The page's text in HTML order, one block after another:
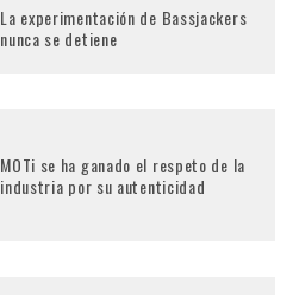
La experimentación de Bassjackers
nunca se detiene
MOTi se ha ganado el respeto de la
industria por su autenticidad